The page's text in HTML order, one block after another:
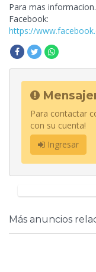
Para mas
Facebook:
https://
Para contactar
con su cuenta!
Ingresar
Más anuncios